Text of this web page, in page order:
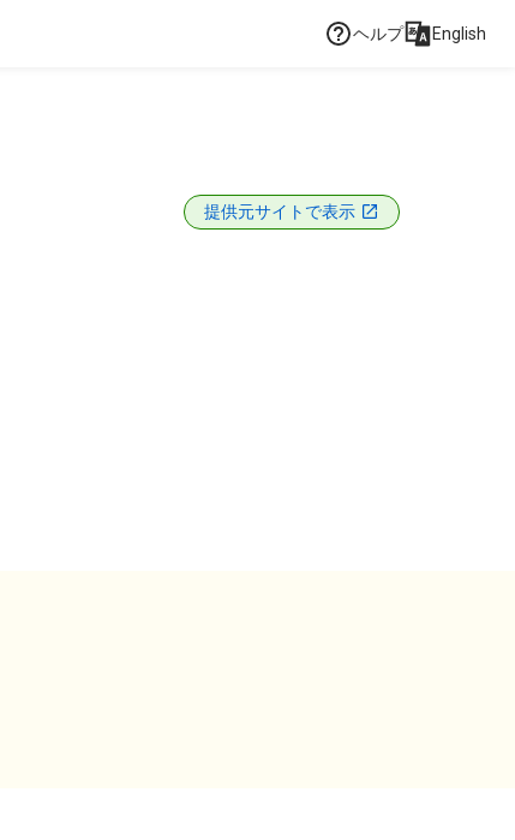
ヘルプ English
提供元サイトで表示